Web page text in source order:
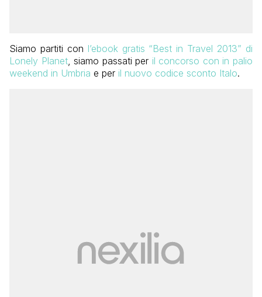
Siamo partiti con l’ebook gratis “Best in Travel 2013” di
Lonely Planet, siamo passati per il concorso con in palio
weekend in Umbria e per il nuovo codice sconto Italo.